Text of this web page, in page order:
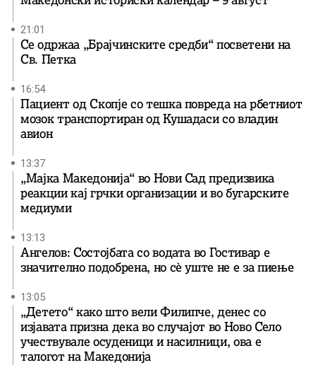
21:01
Се одржаа „Брајчинските средби“ посветени на
Св. Петка
16:54
Пациент од Скопје со тешка повреда на рбетниот
мозок транспортиран од Кушадаси со владин
авион
13:37
„Мајка Македонија“ во Нови Сад предизвика
реакции кај грчки организации и во бугарските
медиуми
13:13
Ангелов: Состојбата со водата во Гостивар е
значително подобрена, но сè уште не е за пиење
13:05
„Детето“ како што вели Филипче, денес со
изјавата призна дека во случајот во Ново Село
учествувале осуденици и насилници, ова е
талогот на Македонија